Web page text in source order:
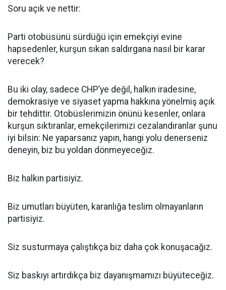
Soru açık ve nettir:
Parti otobüsünü sürdüğü için emekçiyi evine
hapsedenler, kurşun sıkan saldırgana nasıl bir karar
verecek?
Bu iki olay, sadece CHP’ye değil, halkın iradesine,
demokrasiye ve siyaset yapma hakkına yönelmiş açık
bir tehdittir. Otobüslerimizin önünü kesenler, onlara
kurşun sıktıranlar, emekçilerimizi cezalandıranlar şunu
iyi bilsin: Ne yaparsanız yapın, hangi yolu denerseniz
deneyin, biz bu yoldan dönmeyeceğiz.
Biz halkın partisiyiz.
Biz umutları büyüten, karanlığa teslim olmayanların
partisiyiz.
Siz susturmaya çalıştıkça biz daha çok konuşacağız.
Siz baskıyı artırdıkça biz dayanışmamızı büyüteceğiz.